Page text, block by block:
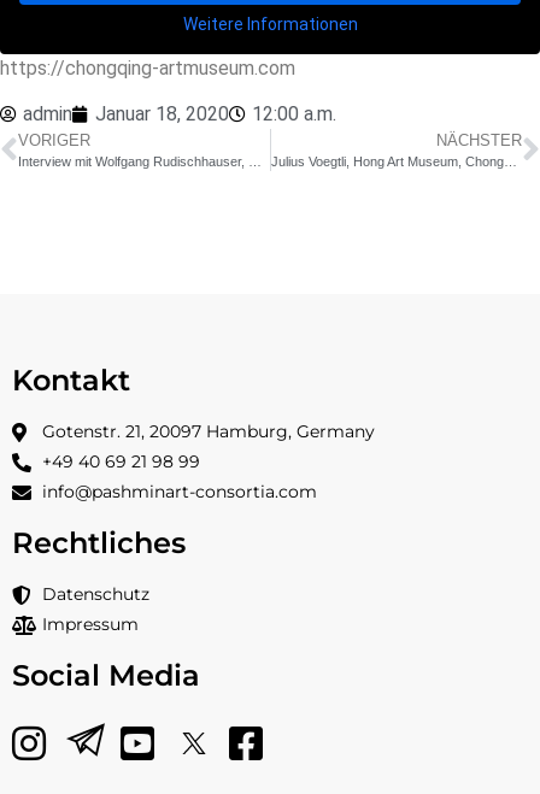
Weitere Informationen
https://chongqing-artmuseum.com
admin Januar 18, 2020 12:00 a.m.
VORIGER NÄCHSTER
Julius Voegtli, Hong Art Museum, Chongqing Internationale Ausstellung für moderne und zeitgenössische Kunst 2020
Kontakt
Gotenstr. 21, 20097 Hamburg, Germany
+49 40 69 21 98 99
info@pashminart-consortia.com
Rechtliches
Datenschutz
Impressum
Social Media